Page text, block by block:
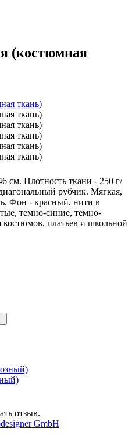
(костюмная
см. Плотность ткани - 250 г/
рубчик. Мягкая,
Фон - красный, нити в
темно-синие, темно-
платьев и школьной
отзыв.
GmbH